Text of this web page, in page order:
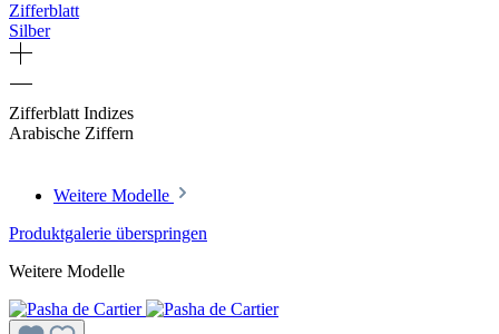
Zifferblatt
Silber
Zifferblatt Indizes
Arabische Ziffern
Weitere Modelle
Produktgalerie überspringen
Weitere Modelle